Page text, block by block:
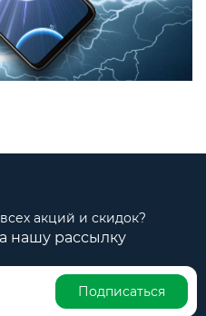
акций и скидок?
нашу рассылку
Подписаться